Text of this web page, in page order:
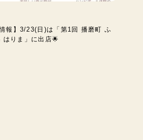
情報】3/23(日)は「第1回 播磨町 ふ
はりま」に出店🌟